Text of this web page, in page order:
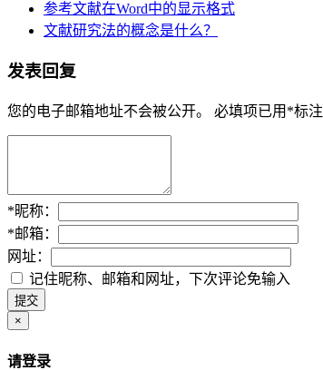
参考文献在Word中的显示格式
文献研究法的概念是什么？
发表回复
您的电子邮箱地址不会被公开。 必填项已用 *标注
*昵称：
*邮箱：
网址：
记住昵称、邮箱和网址，下次评论免输入
×
请登录